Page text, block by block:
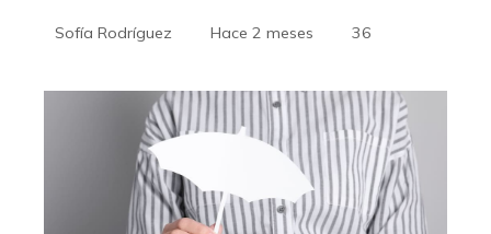
Sofía Rodríguez Hace 2 meses 36